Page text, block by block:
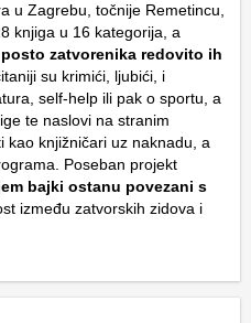
u Zagrebu, točnije Remetincu,
knjiga u 16 kategorija, a
posto zatvorenika redovito ih
su krimići, ljubići, i
self-help ili pak o sportu, a
te naslovi na stranim
kao knjižničari uz naknadu, a
Poseban projekt
bajki ostanu povezani s
između zatvorskih zidova i